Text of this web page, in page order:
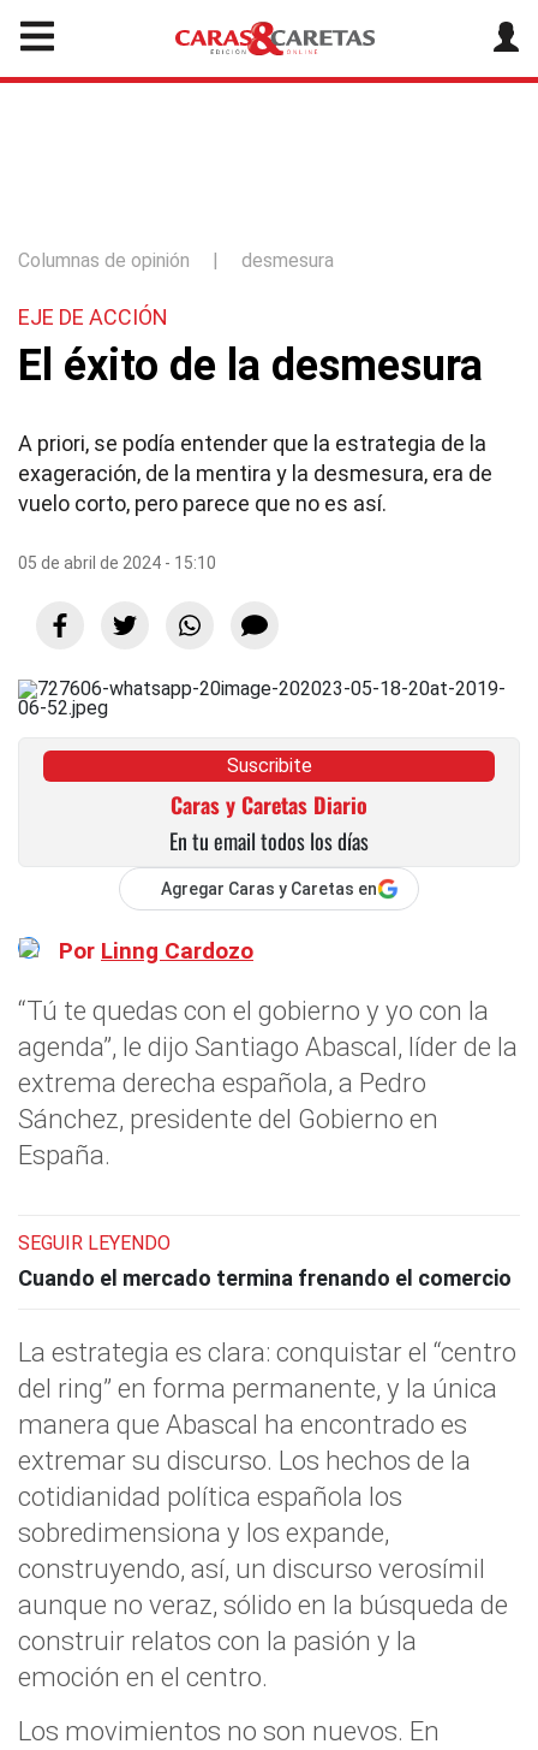
Columnas de opinión | desmesura
EJE DE ACCIÓN
El éxito de la desmesura
A priori, se podía entender que la estrategia de la
exageración, de la mentira y la desmesura, era de
vuelo corto, pero parece que no es así.
05 de abril de 2024 - 15:10
Suscribite
Caras y Caretas Diario
En tu email todos los días
Agregar Caras y Caretas en
Por Linng Cardozo
“Tú te quedas con el gobierno y yo con la
agenda”, le dijo Santiago Abascal, líder de la
extrema derecha española, a Pedro
Sánchez, presidente del Gobierno en
España.
SEGUIR LEYENDO
Cuando el mercado termina frenando el comercio
La estrategia es clara: conquistar el “centro
del ring” en forma permanente, y la única
manera que Abascal ha encontrado es
extremar su discurso. Los hechos de la
cotidianidad política española los
sobredimensiona y los expande,
construyendo, así, un discurso verosímil
aunque no veraz, sólido en la búsqueda de
construir relatos con la pasión y la
emoción en el centro.
Los movimientos no son nuevos. En